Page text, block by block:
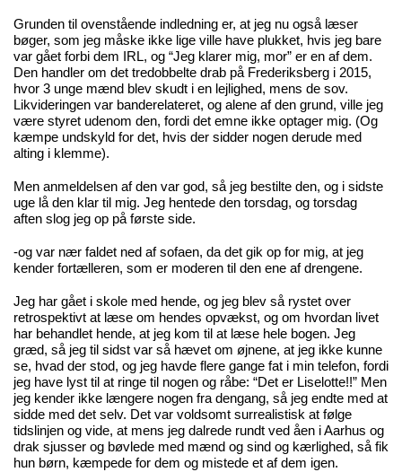
Grunden til ovenstående indledning er, at jeg nu også læser
bøger, som jeg måske ikke lige ville have plukket, hvis jeg bare
var gået forbi dem IRL, og “Jeg klarer mig, mor” er en af dem.
Den handler om det tredobbelte drab på Frederiksberg i 2015,
hvor 3 unge mænd blev skudt i en lejlighed, mens de sov.
Likvideringen var banderelateret, og alene af den grund, ville jeg
være styret udenom den, fordi det emne ikke optager mig. (Og
kæmpe undskyld for det, hvis der sidder nogen derude med
alting i klemme).
Men anmeldelsen af den var god, så jeg bestilte den, og i sidste
uge lå den klar til mig. Jeg hentede den torsdag, og torsdag
aften slog jeg op på første side.
-og var nær faldet ned af sofaen, da det gik op for mig, at jeg
kender fortælleren, som er moderen til den ene af drengene.
Jeg har gået i skole med hende, og jeg blev så rystet over
retrospektivt at læse om hendes opvækst, og om hvordan livet
har behandlet hende, at jeg kom til at læse hele bogen. Jeg
græd, så jeg til sidst var så hævet om øjnene, at jeg ikke kunne
se, hvad der stod, og jeg havde flere gange fat i min telefon, fordi
jeg have lyst til at ringe til nogen og råbe: “Det er Liselotte!!” Men
jeg kender ikke længere nogen fra dengang, så jeg endte med at
sidde med det selv. Det var voldsomt surrealistisk at følge
tidslinjen og vide, at mens jeg dalrede rundt ved åen i Aarhus og
drak sjusser og bøvlede med mænd og sind og kærlighed, så fik
hun børn, kæmpede for dem og mistede et af dem igen.